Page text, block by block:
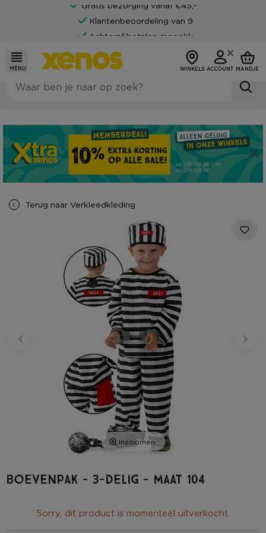
Gratis bezorging vanaf €45,-*
Klantenbeoordeling van 9
Achteraf betalen mogelijk
MENU WINKELS ACCOUNT MANDJE
Terug naar Verkleedkleding
Inzoomen
Boevenpak - 3-delig - maat 104
Sorry, dit product is momenteel uitverkocht.